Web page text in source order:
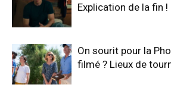
Explication de la fin !
On sourit pour la
filmé ? Lieux de